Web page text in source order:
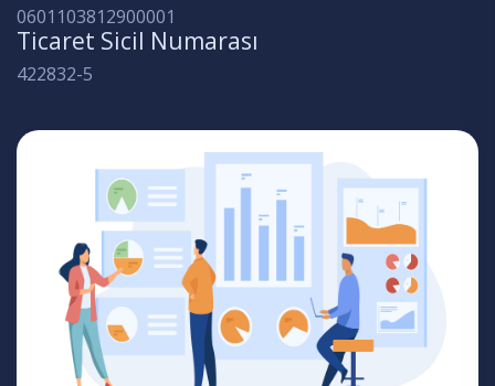
0601103812900001
Ticaret Sicil Numarası
422832-5